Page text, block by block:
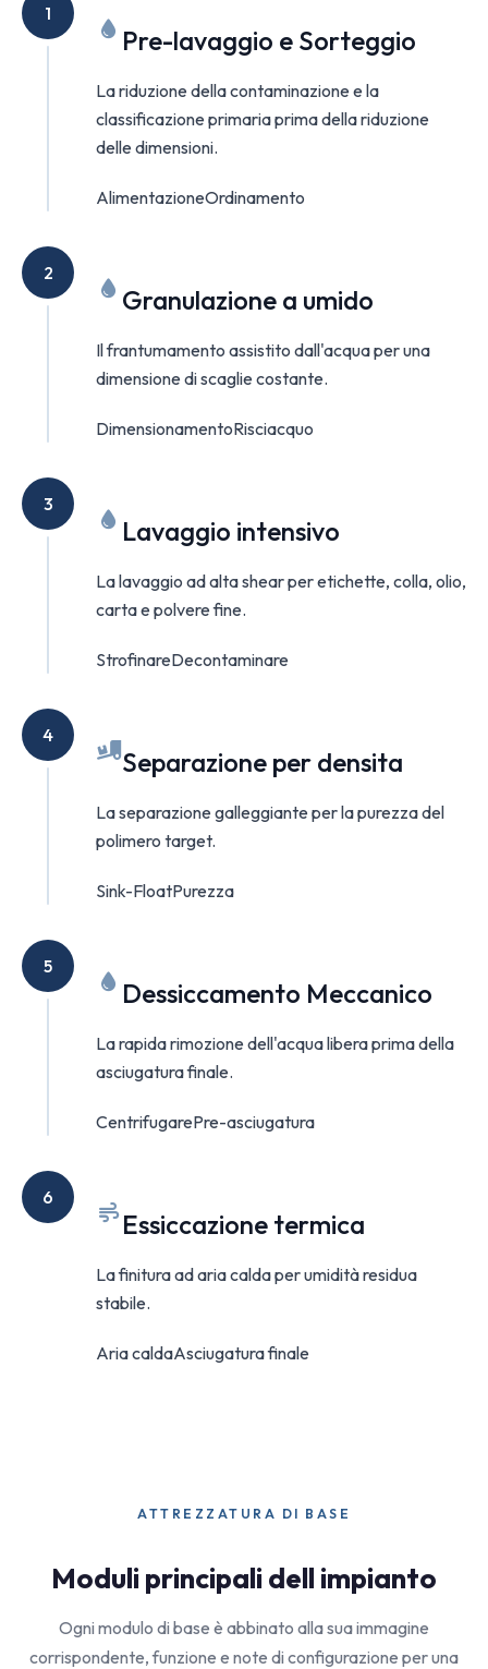
1
Pre-lavaggio e Sorteggio
La riduzione della contaminazione e la
classificazione primaria prima della riduzione
delle dimensioni.
AlimentazioneOrdinamento
2
Granulazione a umido
Il frantumamento assistito dall'acqua per una
dimensione di scaglie costante.
DimensionamentoRisciacquo
3
Lavaggio intensivo
La lavaggio ad alta shear per etichette, colla, olio,
carta e polvere fine.
StrofinareDecontaminare
4
Separazione per densita
La separazione galleggiante per la purezza del
polimero target.
Sink-FloatPurezza
5
Dessiccamento Meccanico
La rapida rimozione dell'acqua libera prima della
asciugatura finale.
CentrifugarePre-asciugatura
6
Essiccazione termica
La finitura ad aria calda per umidità residua
stabile.
Aria caldaAsciugatura finale
ATTREZZATURA DI BASE
Moduli principali dell impianto
Ogni modulo di base è abbinato alla sua immagine
corrispondente, funzione e note di configurazione per una